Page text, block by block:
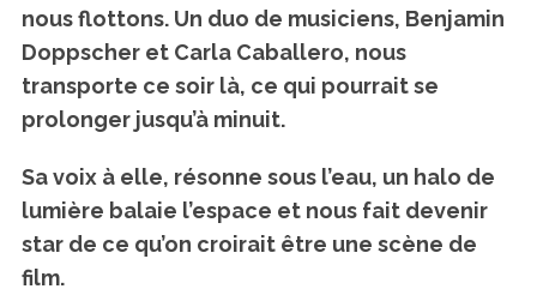
nous flottons. Un duo de musiciens, Benjamin
Doppscher et Carla Caballero, nous
transporte ce soir là, ce qui pourrait se
prolonger jusqu’à minuit.
Sa voix à elle, résonne sous l’eau, un halo de
lumière balaie l’espace et nous fait devenir
star de ce qu’on croirait être une scène de
film.